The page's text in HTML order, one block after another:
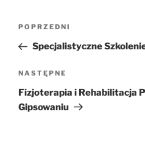
Nawigacja
Poprzedni
wpis
POPRZEDNI
Specjalistyczne
Następny
wpis
NASTĘPNE
Fizjoterapia i Rehabilitacja
Gipsowaniu